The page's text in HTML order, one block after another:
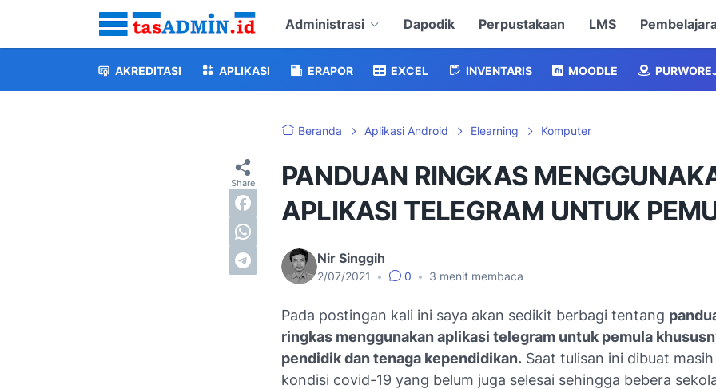
Administrasi Dapodik Perpustakaan LMS
AKREDITASI APLIKASI ERAPOR EXCEL INVENTARIS MOODLE
Beranda Aplikasi Android Elearning Komputer
PANDUAN RINGKAS
APLIKASI TELEGRAM UNTUK
Nir Singgih
2/07/2021 • 0 • 3 menit membaca
Pada postingan kali ini saya akan sedikit berbagi tentang
ringkas menggunakan aplikasi telegram untuk pemula
pendidik dan tenaga kependidikan. Saat tulisan ini dibuat
kondisi covid-19 yang belum juga selesai sehingga bebera